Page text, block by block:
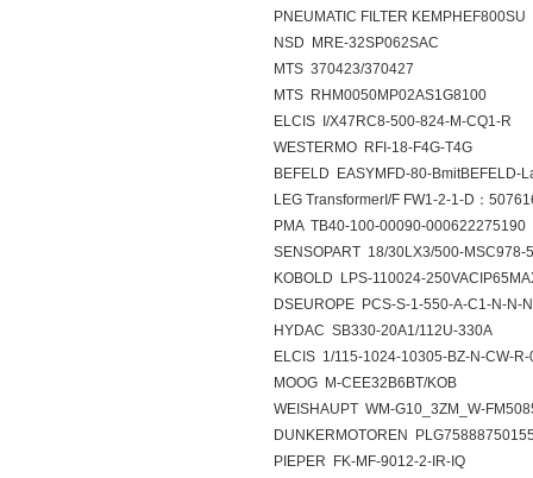
PNEUMATIC FILTER KEMPHEF800SU
NSD MRE-32SP062SAC
MTS 370423/370427
MTS RHM0050MP02AS1G8100
ELCIS I/X47RC8-500-824-M-CQ1-R
WESTERMO RFI-18-F4G-T4G
BEFELD EASYMFD-80-BmitBEFELD-
LEG TransformerI/F FW1-2-1-D：
PMA TB40-100-00090-000622275190
SENSOPART 18/30LX3/500-MSC978-
KOBOLD LPS-110024-
DSEUROPE PCS-S-1-550-A-C1-N-N-
HYDAC SB330-20A1/112U-330A
ELCIS 1/115-1024-10305-BZ-N-CW-R-
MOOG M-CEE32B6BT/KOB
WEISHAUPT WM-G10_3ZM_W-
DUNKERMOTOREN
PIEPER FK-MF-9012-2-IR-IQ